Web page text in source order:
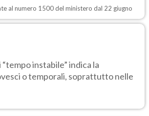
al numero 1500 del ministero dal 22 giugno
instabile” indica la
o temporali, soprattutto nelle